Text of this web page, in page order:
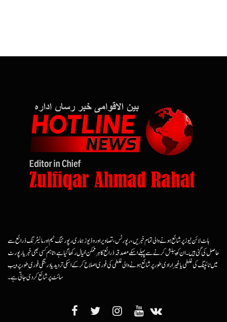
ہاٹ لائن نیوز پر شائع ہونے والی تمام خبریں، رپورٹس، تصاویر اور وڈیوز ہماری رپورٹنگ ٹیم اور مانیٹرنگ ذرائع سے
حاصل کی گئی ہیں۔ ان کو پبلش کرنے سے پہلے اسکے مصدقہ ذرائع کا ہرممکن خیال رکھا گیا ہے، تاہم کسی بھی خبر یا رپورٹ
میں ٹائپنگ کی غلطی یا غیرارادی طور پر شائع ہونے والی غلطی کی فوری اصلاح کرکے اسکی تردید یا درستگی فوری طور پر ویب
سائٹ پر شائع کردی جاتی ہے۔